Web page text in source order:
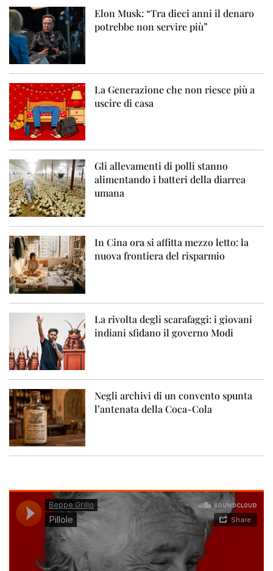
Elon Musk: “Tra dieci anni il denaro
potrebbe non servire più”
La Generazione che non riesce più a
uscire di casa
Gli allevamenti di polli stanno
alimentando i batteri della diarrea
umana
In Cina ora si affitta mezzo letto: la
nuova frontiera del risparmio
La rivolta degli scarafaggi: i giovani
indiani sfidano il governo Modi
Negli archivi di un convento spunta
l’antenata della Coca-Cola